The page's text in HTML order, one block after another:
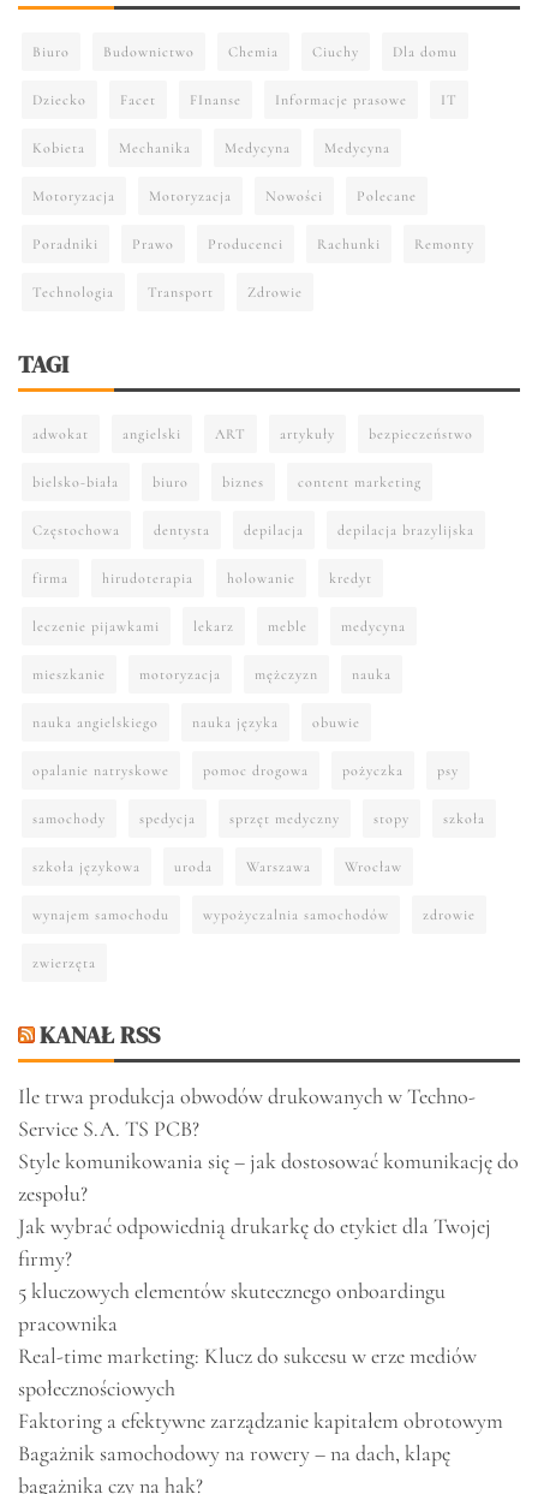
Biuro Budownictwo Chemia Ciuchy Dla domu
Dziecko Facet FInanse Informacje prasowe IT
Kobieta Mechanika Medycyna Medycyna
Motoryzacja Motoryzacja Nowości Polecane
Poradniki Prawo Producenci Rachunki Remonty
Technologia Transport Zdrowie
TAGI
adwokat angielski ART artykuły bezpieczeństwo
bielsko-biała biuro biznes content marketing
Częstochowa dentysta depilacja depilacja brazylijska
firma hirudoterapia holowanie kredyt
leczenie pijawkami lekarz meble medycyna
mieszkanie motoryzacja mężczyzn nauka
nauka angielskiego nauka języka obuwie
opalanie natryskowe pomoc drogowa pożyczka psy
samochody spedycja sprzęt medyczny stopy szkoła
szkoła językowa uroda Warszawa Wrocław
wynajem samochodu wypożyczalnia samochodów zdrowie
zwierzęta
KANAŁ RSS
Ile trwa produkcja obwodów drukowanych w Techno-
Service S.A. TS PCB?
Style komunikowania się – jak dostosować komunikację do
zespołu?
Jak wybrać odpowiednią drukarkę do etykiet dla Twojej
firmy?
5 kluczowych elementów skutecznego onboardingu
pracownika
Real-time marketing: Klucz do sukcesu w erze mediów
społecznościowych
Faktoring a efektywne zarządzanie kapitałem obrotowym
Bagażnik samochodowy na rowery – na dach, klapę
bagażnika czy na hak?